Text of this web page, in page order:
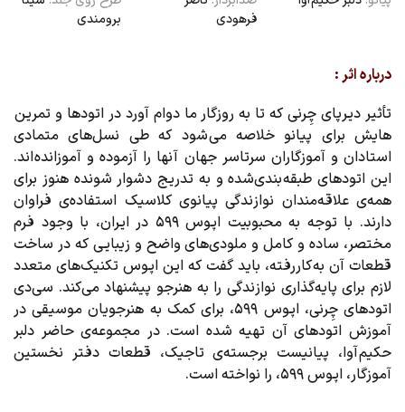
فرهودی
برومندی
درباره اثر :
تأثیر دیرپای چِرنی که تا به روزگار ما دوام آورد در اتودها و تمرین
هایش برای پیانو خلاصه می شود که طی نسل‌های متمادی
استادان و آموزگاران سرتاسر جهان آنها را آزموده و آموزانده اند.
این اتودهای طبقه بندی‌شده و به تدریج دشوار شونده هنوز برای
همه‌ی علاقه‌مندان نوازندگی پیانوی کلاسیک استفاده‌ی فراوان
دارند. با توجه به محبوبیت اپوس ۵۹۹ در ایران، با وجود فرم
مختصر، ساده و کامل و ملودی‌های واضح و زیبایی که در ساخت
قطعات آن به کاررفته، باید گفت که این اپوس تکنیک‌های متعدد
لازم برای پایه‌گذاری نوازندگی را به هنرجو پیشنهاد می‌کند. سی‌دی
اتودهای چِرنی، اپوس ۵۹۹، برای کمک به هنرجویان موسیقی در
آموزش اتودهای آن تهیه شده است. در مجموعه‌ی حاضر دلبر
حکیم آوا، پیانیست برجسته‌ی تاجیک، قطعات دفتر نخستین
آموزگار، اپوس 599، را نواخته است.